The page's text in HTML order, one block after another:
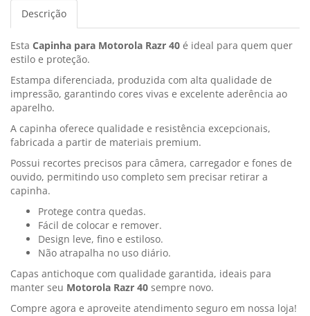
Descrição
Esta Capinha para Motorola Razr 40 é ideal para quem quer
estilo e proteção.
Estampa diferenciada, produzida com alta qualidade de
impressão, garantindo cores vivas e excelente aderência ao
aparelho.
A capinha oferece qualidade e resistência excepcionais,
fabricada a partir de materiais premium.
Possui recortes precisos para câmera, carregador e fones de
ouvido, permitindo uso completo sem precisar retirar a
capinha.
Protege contra quedas.
Fácil de colocar e remover.
Design leve, fino e estiloso.
Não atrapalha no uso diário.
Capas antichoque com qualidade garantida, ideais para
manter seu Motorola Razr 40 sempre novo.
Compre agora e aproveite atendimento seguro em nossa loja!